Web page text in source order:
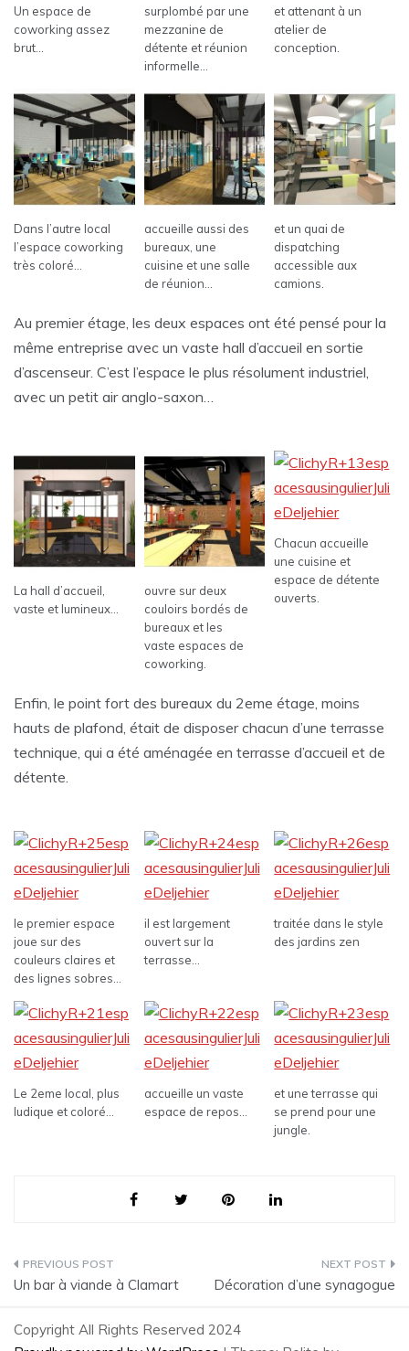
Un espace de
coworking assez
brut…
surplombé par une
mezzanine de
détente et réunion
informelle…
et attenant à un
atelier de
conception.
Dans l’autre local
l’espace coworking
très coloré…
accueille aussi des
bureaux, une
cuisine et une salle
de réunion…
et un quai de
dispatching
accessible aux
camions.
Au premier étage, les deux espaces ont été pensé pour la
même entreprise avec un vaste hall d’accueil en sortie
d’ascenseur. C’est l’espace le plus résolument industriel,
avec un petit air anglo-saxon…
La hall d’accueil,
vaste et lumineux…
ouvre sur deux
couloirs bordés de
bureaux et les
vaste espaces de
coworking.
Chacun accueille
une cuisine et
espace de détente
ouverts.
Enfin, le point fort des bureaux du 2eme étage, moins
hauts de plafond, était de disposer chacun d’une terrasse
technique, qui a été aménagée en terrasse d’accueil et de
détente.
le premier espace
joue sur des
couleurs claires et
des lignes sobres…
il est largement
ouvert sur la
terrasse…
traitée dans le style
des jardins zen
Le 2eme local, plus
ludique et coloré…
accueille un vaste
espace de repos…
et une terrasse qui
se prend pour une
jungle.
Navigation
l’article
Un bar à viande à Clamart Décoration d’une synagogue
Copyright All Rights Reserved 2024